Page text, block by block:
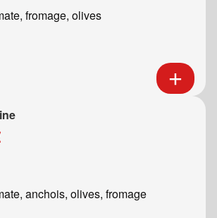
fromage, olives
anchois, olives, fromage